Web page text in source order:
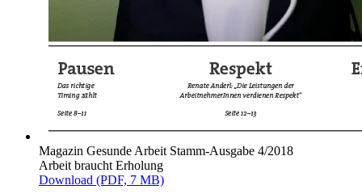
Magazin Gesunde Arbeit Stamm-Ausgabe 4/2018
Arbeit braucht Erholung
Download (PDF, 7 MB)